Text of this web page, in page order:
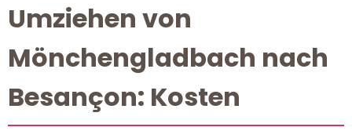
Umziehen von
Mönchengladbach nach
Besançon: Kosten